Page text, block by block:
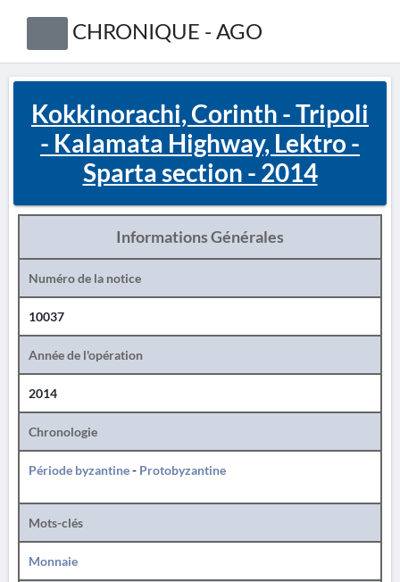
CHRONIQUE - AGO
Kokkinorachi, Corinth - Tripoli
- Kalamata Highway, Lektro -
Sparta section - 2014
Informations Générales
Numéro de la notice
10037
Année de l'opération
2014
Chronologie
Période byzantine- Protobyzantine
Mots-clés
Monnaie